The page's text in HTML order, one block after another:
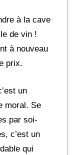
à la cave
de vin !
à nouveau
prix.
un
moral. Se
par soi-
c’est un
qui